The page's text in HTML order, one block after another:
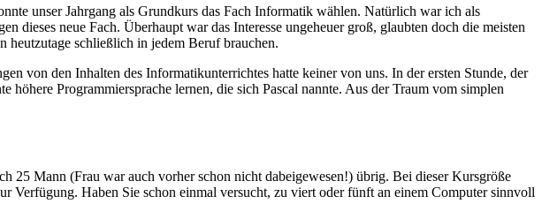
unser Jahrgang als Grundkurs das Fach Informatik wählen. Natürlich war ich als
dieses neue Fach. Überhaupt war das Interesse ungeheuer groß, glaubten doch die meisten
heutzutage schließlich in jedem Beruf brauchen.
von den Inhalten des Informatikunterrichtes hatte keiner von uns. In der ersten Stunde, der
Programmiersprache lernen, die sich Pascal nannte. Aus der Traum vom simplen
25 Mann (Frau war auch vorher schon nicht dabeigewesen!) übrig. Bei dieser Kursgröße
Verfügung. Haben Sie schon einmal versucht, zu viert oder fünft an einem Computer sinnvoll